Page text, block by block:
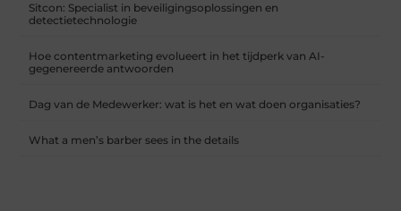
Sitcon: Specialist in beveiligingsoplossingen en
detectietechnologie
Hoe contentmarketing evolueert in het tijdperk van AI-
gegenereerde antwoorden
Dag van de Medewerker: wat is het en wat doen organisaties?
What a men’s barber sees in the details